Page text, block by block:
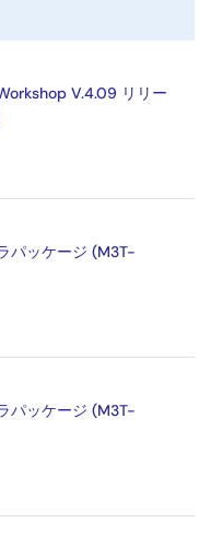
V.4.09 リリー
パッケージ (M3T-
パッケージ (M3T-